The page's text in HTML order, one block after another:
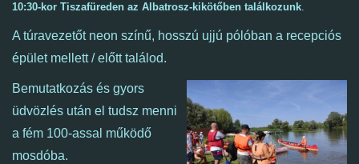
10:30-kor Tiszafüreden az Albatrosz-kikötőben találkozunk.
A túravezetőt neon színű, hosszú ujjú pólóban a recepciós
épület mellett / előtt találod.
Bemutatkozás és gyors
üdvözlés után el tudsz menni
a fém 100-assal működő
mosdóba.